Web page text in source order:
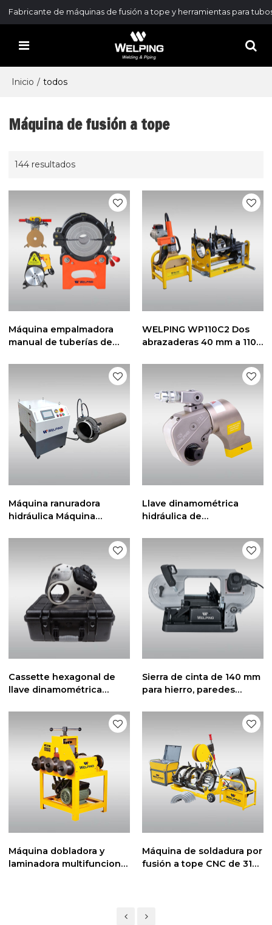
Fabricante de máquinas de fusión a tope y herramientas para
Inicio / todos
Máquina de fusión a tope
144 resultados
Máquina empalmadora
manual de tuberías de
WELPING WP110C2 Dos
abrazaderas 40 mm a 110
Máquina ranuradora
hidráulica Máquina
acero Máquina cortadora
Llave dinamométrica
hidráulica de
de 360 grados de peso
Cassette hexagonal de
llave dinamométrica
Sierra de cinta de 140 mm
para hierro, paredes
cables y tubos de plástico
Máquina dobladora y
laminadora multifuncional
Máquina de soldadura por
fusión a tope CNC de 315